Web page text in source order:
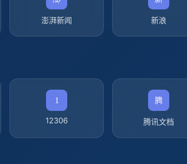
澎湃新闻 新浪
12306 腾讯文档